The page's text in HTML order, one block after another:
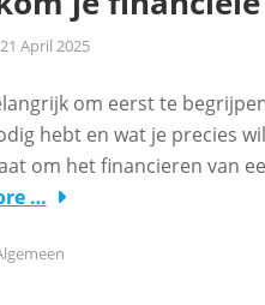
21 April 2025
om eerst te
hebt en wat je precies
om het financieren van
…